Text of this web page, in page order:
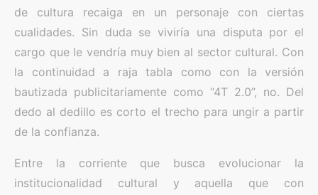
de cultura recaiga en un personaje con ciertas
cualidades. Sin duda se viviría una disputa por el
cargo que le vendría muy bien al sector cultural. Con
la continuidad a raja tabla como con la versión
bautizada publicitariamente como “4T 2.0”, no. Del
dedo al dedillo es corto el trecho para ungir a partir
de la confianza.
Entre la corriente que busca evolucionar la
institucionalidad cultural y aquella que con